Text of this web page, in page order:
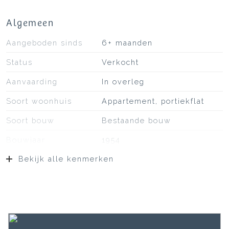
Algemeen
Aangeboden sinds 6+ maanden
Status Verkocht
Aanvaarding In overleg
Soort woonhuis Appartement, portiekflat
Soort bouw Bestaande bouw
1954
Soort dak Bitumineuze dakbedekking
Oppervlakten en inhoud
Bekijk alle kenmerken